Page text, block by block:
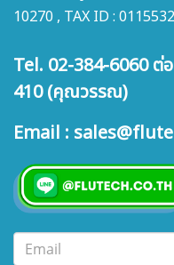
10270 , TAX ID :
Tel. 02-384-6060
410 (คุณวรรณ)
Email :